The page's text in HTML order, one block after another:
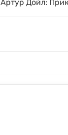
Артур Дойл: